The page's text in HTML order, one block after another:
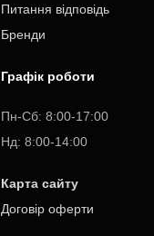
Питання відповідь
Бренди
Графік роботи
Пн-Cб: 8:00-17:00
Нд: 8:00-14:00
Карта сайту
Договір оферти